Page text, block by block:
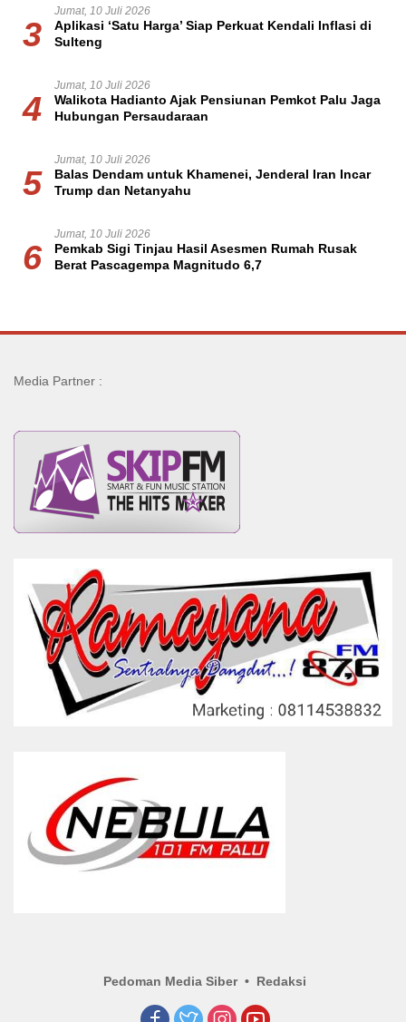
3
Jumat, 10 Juli 2026
Aplikasi ‘Satu Harga’ Siap Perkuat Kendali Inflasi di
Sulteng
4
Jumat, 10 Juli 2026
Walikota Hadianto Ajak Pensiunan Pemkot Palu Jaga
Hubungan Persaudaraan
5
Jumat, 10 Juli 2026
Balas Dendam untuk Khamenei, Jenderal Iran Incar
Trump dan Netanyahu
6
Jumat, 10 Juli 2026
Pemkab Sigi Tinjau Hasil Asesmen Rumah Rusak
Berat Pascagempa Magnitudo 6,7
Media Partner :
Pedoman Media Siber Redaksi